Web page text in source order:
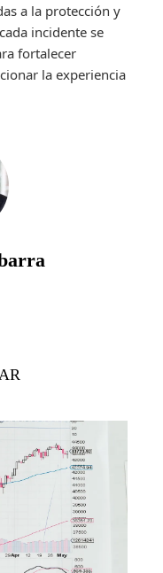
a la protección y
incidente se
fortalecer
la experiencia